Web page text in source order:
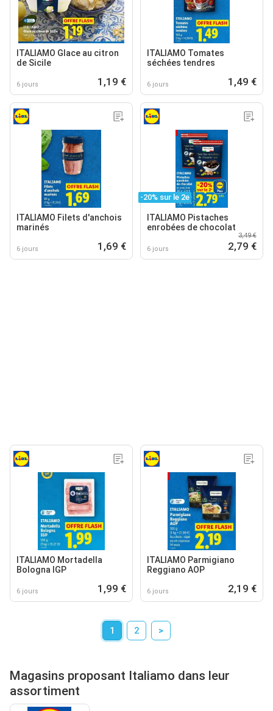
ITALIAMO Glace au citron
de Sicile
6 jours 1,19 €
ITALIAMO Tomates
séchées tendres
6 jours 1,49 €
ITALIAMO Filets d'anchois
marinés
6 jours 1,69 €
-20% sur le 2e
ITALIAMO Pistaches
enrobées de chocolat
6 jours
3,49 €
2,79 €
ITALIAMO Mortadella
Bologna IGP
6 jours 1,99 €
ITALIAMO Parmigiano
Reggiano AOP
6 jours 2,19 €
1 2 >
Magasins proposant Italiamo dans leur
assortiment